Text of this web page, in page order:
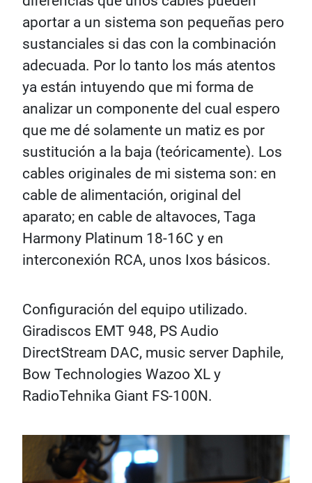
aportar a un sistema son pequeñas pero
sustanciales si das con la combinación
adecuada. Por lo tanto los más atentos
ya están intuyendo que mi forma de
analizar un componente del cual espero
que me dé solamente un matiz es por
sustitución a la baja (teóricamente). Los
cables originales de mi sistema son: en
cable de alimentación, original del
aparato; en cable de altavoces, Taga
Harmony Platinum 18-16C y en
interconexión RCA, unos Ixos básicos.
Configuración del equipo utilizado.
Giradiscos EMT 948, PS Audio
DirectStream DAC, music server Daphile,
Bow Technologies Wazoo XL y
RadioTehnika Giant FS-100N.